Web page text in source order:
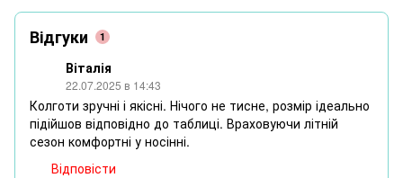
Відгуки 1
Віталія
22.07.2025 в 14:43
Колготи зручні і якісні. Нічого не тисне, розмір ідеально
підійшов відповідно до таблиці. Враховуючи літній
сезон комфортні у носінні.
Відповісти